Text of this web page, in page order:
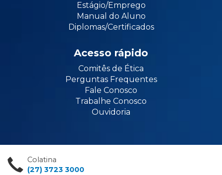
Estágio/Emprego
Manual do Aluno
Diplomas/Certificados
Acesso rápido
Comitês de Ética
Perguntas Frequentes
Fale Conosco
Trabalhe Conosco
Ouvidoria
Colatina
(27) 3723 3000